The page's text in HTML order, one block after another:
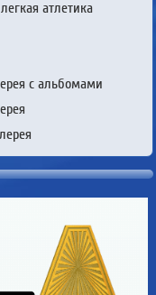
атлетика
с альбомами